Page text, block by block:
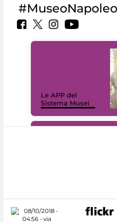
Le APP del
Sistema Musei